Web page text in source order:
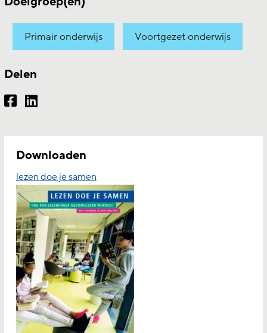
Downloaden
lezen doe je samen
Primair onderwijs Voortgezet onderwijs
Delen